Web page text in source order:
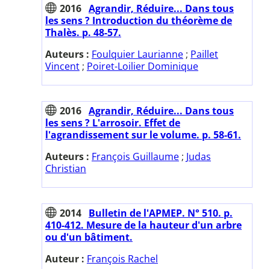
2016 Agrandir, Réduire... Dans tous
les sens ? Introduction du théorème de
Thalès. p. 48-57.
Auteurs : Foulquier Laurianne ; Paillet
Vincent ; Poiret-Loilier Dominique
2016 Agrandir, Réduire... Dans tous
les sens ? L'arrosoir. Effet de
l'agrandissement sur le volume. p. 58-61.
Auteurs : François Guillaume ; Judas
Christian
2014 Bulletin de l'APMEP. N° 510. p.
410-412. Mesure de la hauteur d'un arbre
ou d'un bâtiment.
Auteur : François Rachel